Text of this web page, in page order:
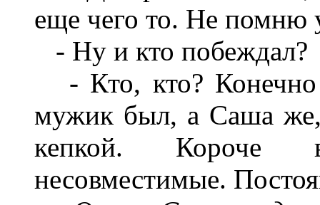
еще чего то. Не помню
- Ну и кто побеждал?
- Кто, кто? Конечно
мужик был, а Саша же,
кепкой. Короче
несовместимые.